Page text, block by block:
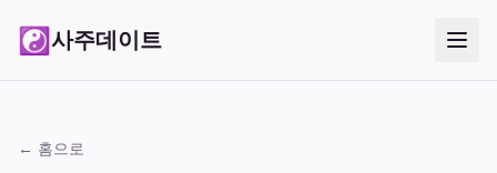
☯사주데이트
← 홈으로